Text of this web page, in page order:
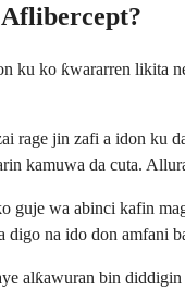
Aflibercept?
ko ƙwararren likita
rage jin zafi a idon ku
kamuwa da cuta.
guje wa abinci kafin
digo na ido don amfani
alƙawuran bin